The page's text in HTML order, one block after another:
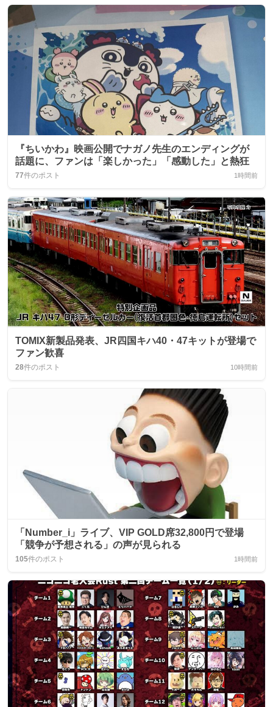
『ちいかわ』映画公開でナガノ先生のエンディングが
話題に、ファンは「楽しかった」「感動した」と熱狂
77件のポスト 1時間前
TOMIX新製品発表、JR四国キハ40・47キットが登場で
ファン歓喜
28件のポスト 10時間前
「Number_i」ライブ、VIP GOLD席32,800円で登場
「競争が予想される」の声が見られる
105件のポスト 1時間前